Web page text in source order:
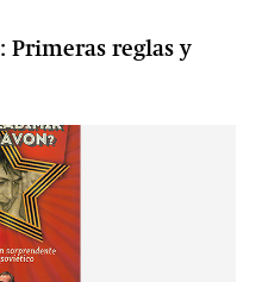
Primeras reglas y